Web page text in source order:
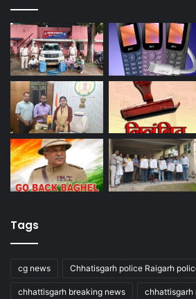
Tags
cg news Chhatisgarh police Raigarh
chhattisgarh breaking news chhattisgarh